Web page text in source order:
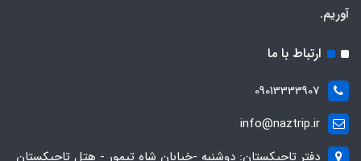
آوریم.
ارتباط با ما
09013333907
info@naztrip.ir
دفتر تاجیکستان: دوشنبه -خیابان شاه تیمور - هتل تاجیکستان